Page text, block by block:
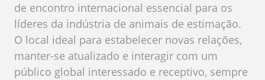
de encontro internacional essencial para os
líderes da indústria de animais de estimação.
O local ideal para estabelecer novas relações,
manter-se atualizado e interagir com um
público global interessado e receptivo, sempre